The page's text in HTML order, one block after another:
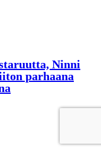
Ninni
parhaana